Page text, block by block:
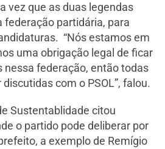
vez que as duas legendas
partidária, para
“Nós estamos em
uma obrigação legal de ficar
nessa federação, então todas
com o PSOL”, falou.
Sustentablidade citou
o partido pode deliberar por
a exemplo de Remígio